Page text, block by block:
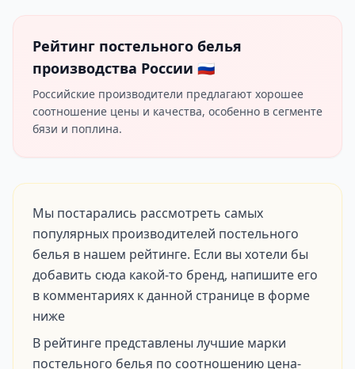
Рейтинг постельного белья
производства России 🇷🇺
Российские производители предлагают хорошее
соотношение цены и качества, особенно в сегменте
бязи и поплина.
Мы постарались рассмотреть самых
популярных производителей постельного
белья в нашем рейтинге. Если вы хотели бы
добавить сюда какой-то бренд, напишите его
в комментариях к данной странице в форме
ниже
В рейтинге представлены лучшие марки
постельного белья по соотношению цена-